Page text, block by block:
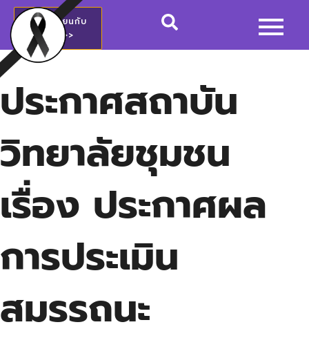
สมัครเรียนกับ
วชช.>>
ประกาศสถาบัน
วิทยาลัยชุมชน
เรื่อง ประกาศผล
การประเมิน
สมรรถนะ